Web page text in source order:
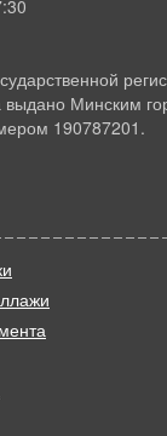
выдано Минским
190787201.